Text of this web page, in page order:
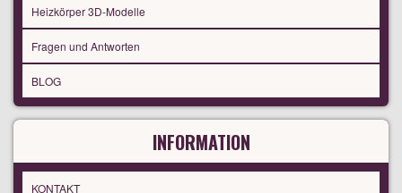
Heizkörper 3D-Modelle
Fragen und Antworten
BLOG
INFORMATION
KONTAKT